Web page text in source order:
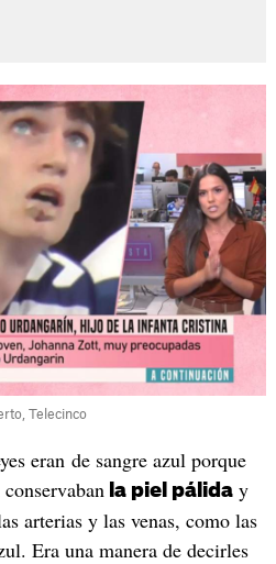
Telecinco
eran de sangre azul porque
la piel páliday
arterias y las venas, como las
Era una manera de decirles